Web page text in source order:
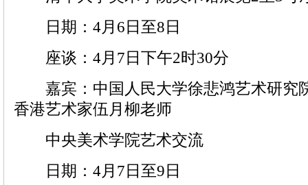
日期：4月6日至8日
座谈：4月7日下午2时30分
嘉宾：中国人民大学徐悲鸿艺术研究
香港艺术家伍月柳老师
中央美术学院艺术交流
日期：4月7日至9日